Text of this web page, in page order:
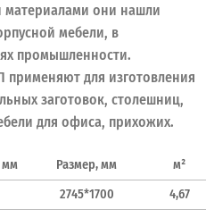
материалами они нашли
мебели, в
промышленности.
применяют для изготовления
заготовок, столешниц,
для офиса, прихожих.
мм Размер, мм
м²
2745*1700
4,67